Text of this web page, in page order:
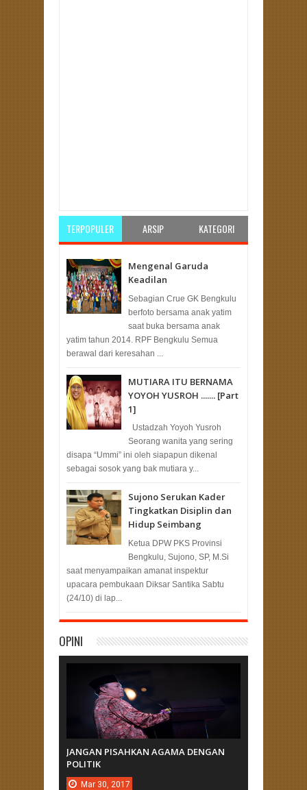
TERPOPULER ARSIP KATEGORI
Mengenal Garuda
Keadilan
Sebagian Crue GK Bengkulu
berfoto bersama anak yatim
saat buka bersama anak
yatim tahun 2014. RPF Bengkulu Semua
berawal dari keresahan ...
MUTIARA ITU BERNAMA
YOYOH YUSROH ....... [Part
1]
Ustadzah Yoyoh Yusroh
Seorang wanita yang sering
disapa “Ummi” ini oleh siapapun dikenal
sebagai sosok yang bak mutiara y...
Sujono Serukan Kader
Tingkatkan Disiplin dan
Hidup Seimbang
Ketua DPW PKS Provinsi
Bengkulu, Sujono, SP, M.Si
saat menyampaikan amanat inspektur
upacara pembukaan Diksar Santika Sabtu
(24/10) di lap...
OPINI
JANGAN PISAHKAN AGAMA DENGAN
POLITIK
Mar 30, 2017